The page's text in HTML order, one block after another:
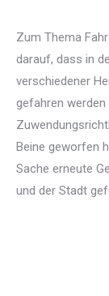
Zum Thema
darauf, dass in
verschiedener
gefahren werden
Beine geworfen
Sache erneute
und der Stadt